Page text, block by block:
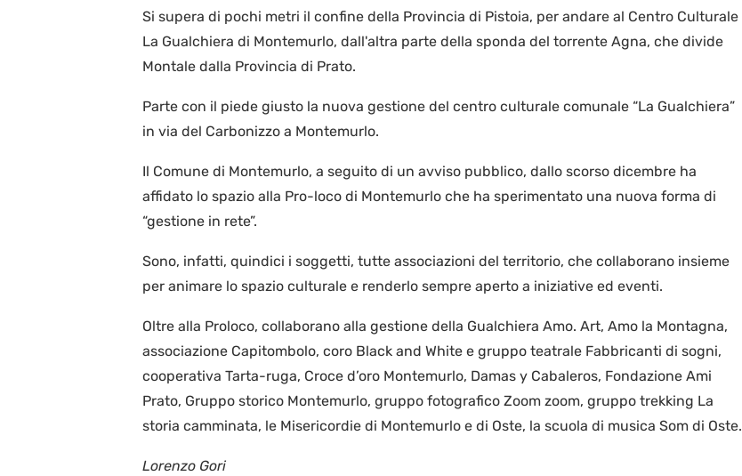
Si supera di pochi metri il confine della Provincia di Pistoia, per andare al Centro Culturale
La Gualchiera di Montemurlo, dall'altra parte della sponda del torrente Agna, che divide
Montale dalla Provincia di Prato.
Parte con il piede giusto la nuova gestione del centro culturale comunale “La Gualchiera”
in via del Carbonizzo a Montemurlo.
Il Comune di Montemurlo, a seguito di un avviso pubblico, dallo scorso dicembre ha
affidato lo spazio alla Pro-loco di Montemurlo che ha sperimentato una nuova forma di
“gestione in rete”.
Sono, infatti, quindici i soggetti, tutte associazioni del territorio, che collaborano insieme
per animare lo spazio culturale e renderlo sempre aperto a iniziative ed eventi.
Oltre alla Proloco, collaborano alla gestione della Gualchiera Amo. Art, Amo la Montagna,
associazione Capitombolo, coro Black and White e gruppo teatrale Fabbricanti di sogni,
cooperativa Tarta-ruga, Croce d’oro Montemurlo, Damas y Cabaleros, Fondazione Ami
Prato, Gruppo storico Montemurlo, gruppo fotografico Zoom zoom, gruppo trekking La
storia camminata, le Misericordie di Montemurlo e di Oste, la scuola di musica Som di Oste.
Lorenzo Gori